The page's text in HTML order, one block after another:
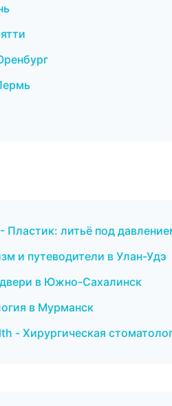
литьё под
и путеводители в Улан-Удэ
в Южно-Сахалинск
в Мурманск
- Хирургическая